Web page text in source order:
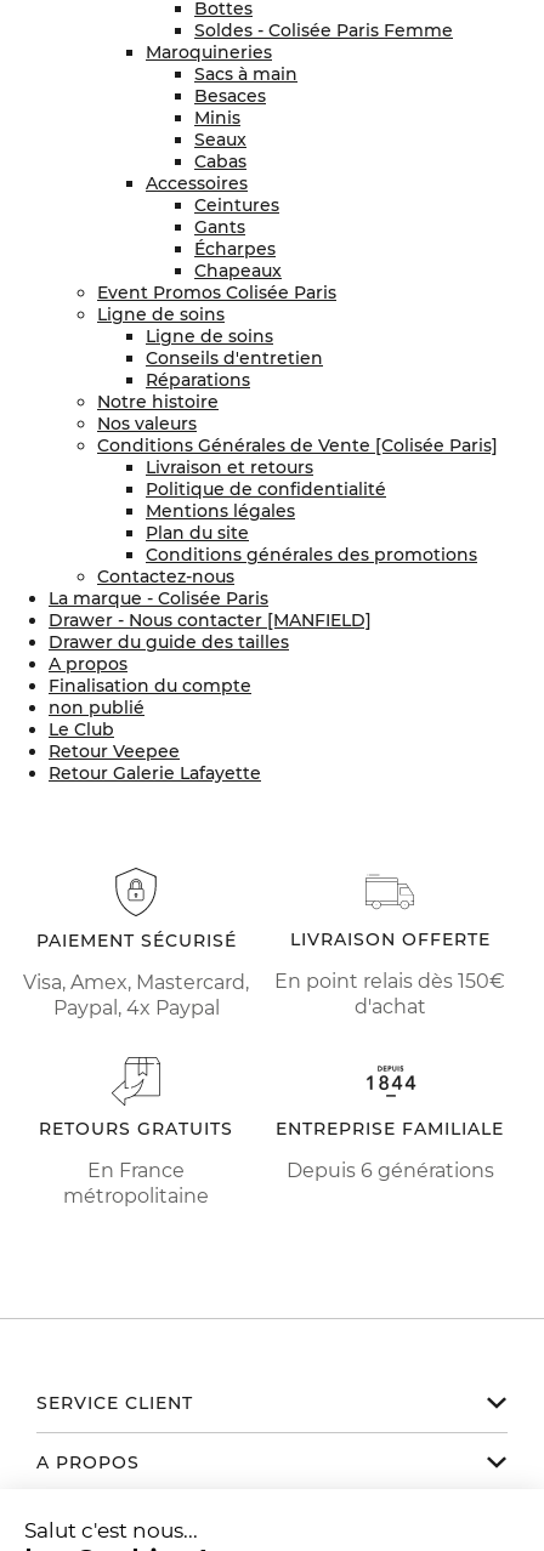
Bottes
Soldes - Colisée Paris Femme
Maroquineries
Sacs à main
Besaces
Minis
Seaux
Cabas
Accessoires
Ceintures
Gants
Écharpes
Chapeaux
Event Promos Colisée Paris
Ligne de soins
Ligne de soins
Conseils d'entretien
Réparations
Notre histoire
Nos valeurs
Conditions Générales de Vente [Colisée Paris]
Livraison et retours
Politique de confidentialité
Mentions légales
Plan du site
Conditions générales des promotions
Contactez-nous
La marque - Colisée Paris
Drawer - Nous contacter [MANFIELD]
Drawer du guide des tailles
A propos
Finalisation du compte
non publié
Le Club
Retour Veepee
Retour Galerie Lafayette
PAIEMENT SÉCURISÉ
Visa, Amex, Mastercard,
Paypal, 4x Paypal
LIVRAISON OFFERTE
En point relais dès 150€
d'achat
RETOURS GRATUITS
En France
métropolitaine
ENTREPRISE FAMILIALE
Depuis 6 générations
SERVICE CLIENT
de 9h30 à 17h30 du lundi au vendredi
Téléphone 01 78 35 10 20
A PROPOS
NOUS TROUVER / CONTACTER